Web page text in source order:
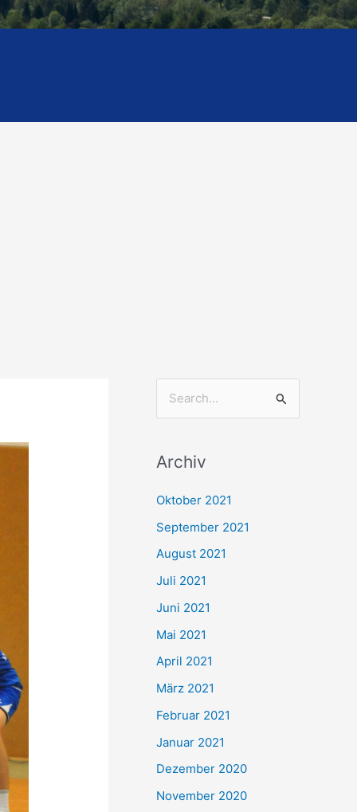
h
e
n
h
:
Archiv
Oktober 2021
September 2021
August 2021
Juli 2021
Juni 2021
Mai 2021
April 2021
März 2021
Februar 2021
Januar 2021
Dezember 2020
November 2020